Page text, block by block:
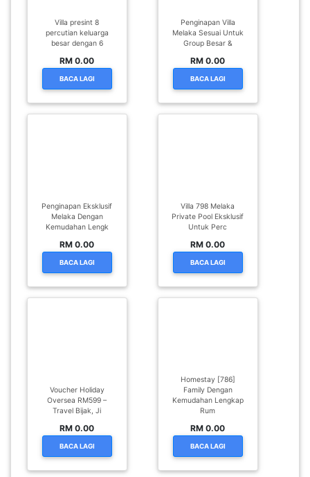
Villa presint 8
percutian keluarga
besar dengan 6
RM 0.00
BACA LAGI
Penginapan Villa
Melaka Sesuai Untuk
Group Besar &
RM 0.00
BACA LAGI
Penginapan Eksklusif
Melaka Dengan
Kemudahan Lengk
RM 0.00
BACA LAGI
Villa 798 Melaka
Private Pool Eksklusif
Untuk Perc
RM 0.00
BACA LAGI
Voucher Holiday
Oversea RM599 –
Travel Bijak, Ji
RM 0.00
BACA LAGI
Homestay [786]
Family Dengan
Kemudahan Lengkap
Rum
RM 0.00
BACA LAGI